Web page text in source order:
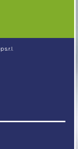
s.r.l.